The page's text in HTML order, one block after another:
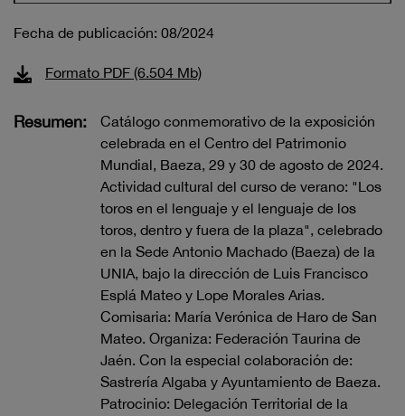
Fecha de publicación: 08/2024
Formato PDF (6.504 Mb)
Resumen:
Catálogo conmemorativo de la exposición
celebrada en el Centro del Patrimonio
Mundial, Baeza, 29 y 30 de agosto de 2024.
Actividad cultural del curso de verano: "Los
toros en el lenguaje y el lenguaje de los
toros, dentro y fuera de la plaza", celebrado
en la Sede Antonio Machado (Baeza) de la
UNIA, bajo la dirección de Luis Francisco
Esplá Mateo y Lope Morales Arias.
Comisaria: María Verónica de Haro de San
Mateo. Organiza: Federación Taurina de
Jaén. Con la especial colaboración de:
Sastrería Algaba y Ayuntamiento de Baeza.
Patrocinio: Delegación Territorial de la